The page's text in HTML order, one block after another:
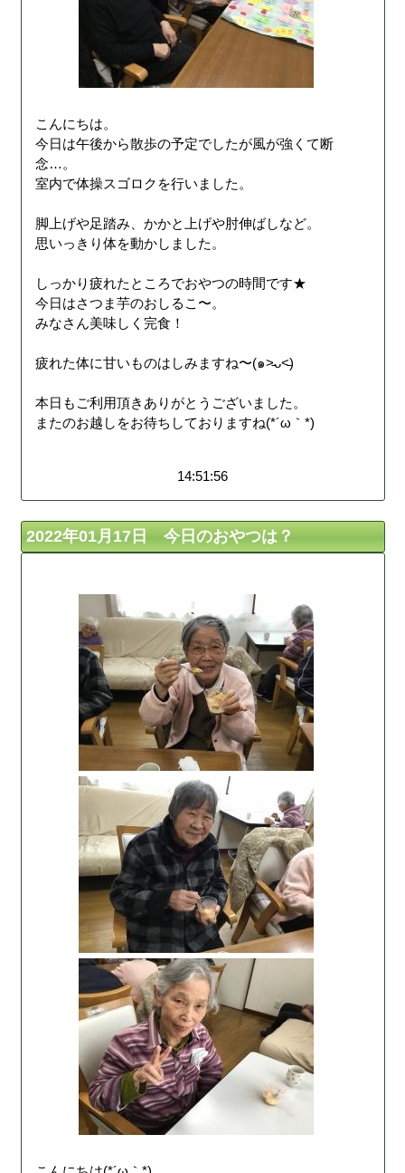
こんにちは。
今日は午後から散歩の予定でしたが風が強くて断
念…。
室内で体操スゴロクを行いました。
脚上げや足踏み、かかと上げや肘伸ばしなど。
思いっきり体を動かしました。
しっかり疲れたところでおやつの時間です★
今日はさつま芋のおしるこ〜。
みなさん美味しく完食！
疲れた体に甘いものはしみますね〜(๑˃̵ᴗ˂̵)
本日もご利用頂きありがとうございました。
またのお越しをお待ちしておりますね(*´ω｀*)
14:51:56
2022年01月17日 今日のおやつは？